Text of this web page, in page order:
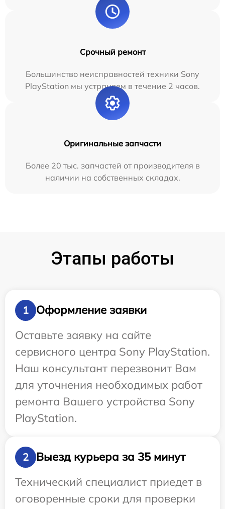
Срочный ремонт
Большинство неисправностей техники Sony
PlayStation мы устраняем в течение 2 часов.
Оригинальные запчасти
Более 20 тыс. запчастей от производителя в
наличии на собственных складах.
Этапы работы
1
Оформление заявки
Оставьте заявку на сайте
сервисного центра Sony PlayStation.
Наш консультант перезвонит Вам
для уточнения необходимых работ
ремонта Вашего устройства Sony
PlayStation.
2
Выезд курьера за 35 минут
Технический специалист приедет в
оговоренные сроки для проверки